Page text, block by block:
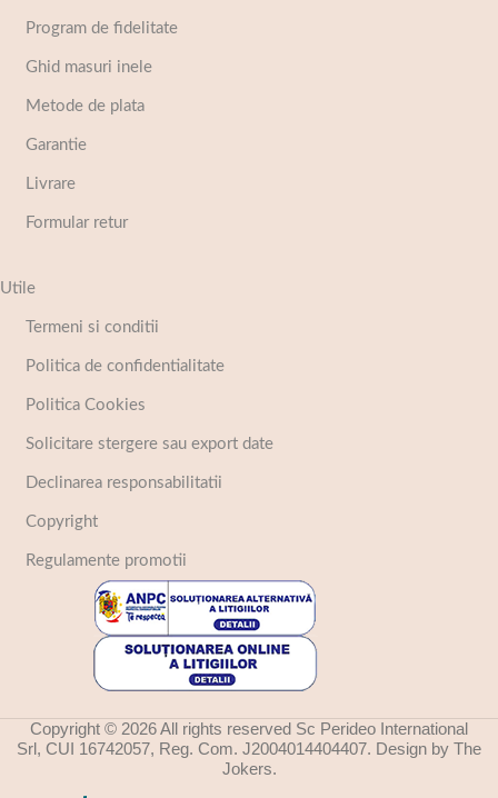
Program de fidelitate
Ghid masuri inele
Metode de plata
Garantie
Livrare
Formular retur
Utile
Termeni si conditii
Politica de confidentialitate
Politica Cookies
Solicitare stergere sau export date
Declinarea responsabilitatii
Copyright
Regulamente promotii
Copyright © 2026 All rights reserved Sc Perideo International
Srl, CUI 16742057, Reg. Com. J2004014404407. Design by The
Jokers.